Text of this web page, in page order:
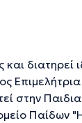
και διατηρεί
στην
Παίδων